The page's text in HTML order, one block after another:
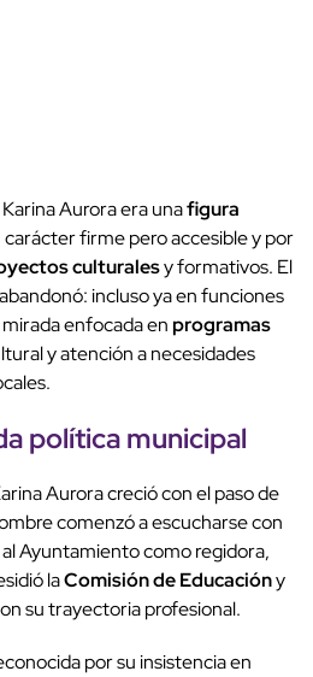
Aurora era unafigura
carácter firme pero accesible y por
culturalesy formativos. El
incluso ya en funciones
enfocada enprogramas
y atención a necesidades
política municipal
Aurora creció con el paso de
comenzó a escucharse con
Ayuntamiento como regidora,
laComisión de Educacióny
su trayectoria profesional.
por su insistencia en